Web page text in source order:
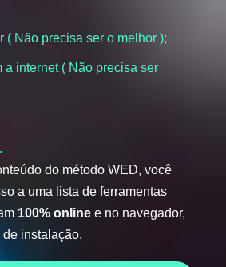
( Não precisa ser o melhor );
a internet ( Não precisa ser
do método WED, você
a uma lista de ferramentas
100% online e no navegador,
instalação.